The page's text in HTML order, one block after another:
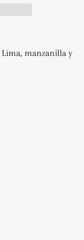
Lima, manzanilla y